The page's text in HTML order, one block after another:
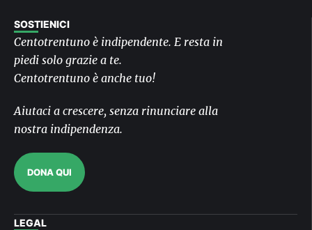
SOSTIENICI
Centotrentuno è indipendente. E resta in
piedi solo grazie a te.
Centotrentuno è anche tuo!
Aiutaci a crescere, senza rinunciare alla
nostra indipendenza.
DONA QUI
LEGAL